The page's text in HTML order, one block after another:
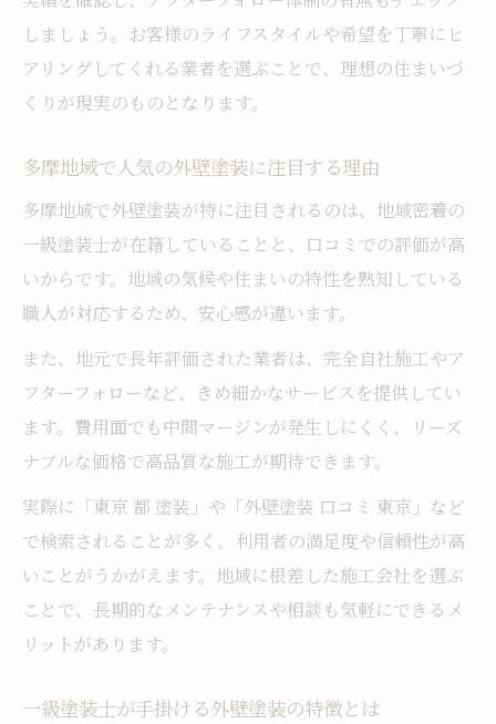
しましょう。お客様のライフスタイルや希望を丁寧にヒ
アリングしてくれる業者を選ぶことで、理想の住まいづ
くりが現実のものとなります。
多摩地域で人気の外壁塗装に注目する理由
多摩地域で外壁塗装が特に注目されるのは、地域密着の
一級塗装士が在籍していることと、口コミでの評価が高
いからです。地域の気候や住まいの特性を熟知している
職人が対応するため、安心感が違います。
また、地元で長年評価された業者は、完全自社施工やア
フターフォローなど、きめ細かなサービスを提供してい
ます。費用面でも中間マージンが発生しにくく、リーズ
ナブルな価格で高品質な施工が期待できます。
実際に「東京 都 塗装」や「外壁塗装 口コミ 東京」など
で検索されることが多く、利用者の満足度や信頼性が高
いことがうかがえます。地域に根差した施工会社を選ぶ
ことで、長期的なメンテナンスや相談も気軽にできるメ
リットがあります。
一級塗装士が手掛ける外壁塗装の特徴とは